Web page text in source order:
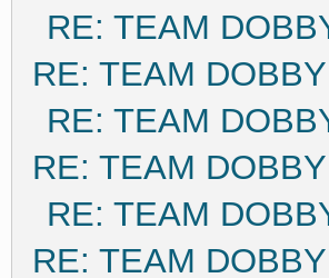
RE: TEAM
RE: TEAM DOBBY
RE: TEAM
RE: TEAM DOBBY
RE: TEAM
RE: TEAM DOBBY